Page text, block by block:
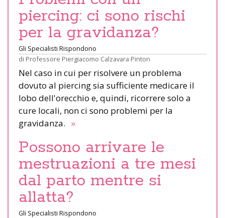
piercing: ci sono rischi
per la gravidanza?
Gli Specialisti Rispondono
di Professore Piergiacomo Calzavara Pinton
Nel caso in cui per risolvere un problema
dovuto al piercing sia sufficiente medicare il
lobo dell'orecchio e, quindi, ricorrere solo a
cure locali, non ci sono problemi per la
gravidanza. »
Possono arrivare le
mestruazioni a tre mesi
dal parto mentre si
allatta?
Gli Specialisti Rispondono